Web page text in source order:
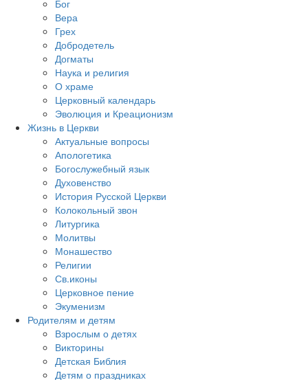
Бог
Вера
Грех
Добродетель
Догматы
Наука и религия
О храме
Церковный календарь
Эволюция и Креационизм
Жизнь в Церкви
Актуальные вопросы
Апологетика
Богослужебный язык
Духовенство
История Русской Церкви
Колокольный звон
Литургика
Молитвы
Монашество
Религии
Св.иконы
Церковное пение
Экуменизм
Родителям и детям
Взрослым о детях
Викторины
Детская Библия
Детям о праздниках